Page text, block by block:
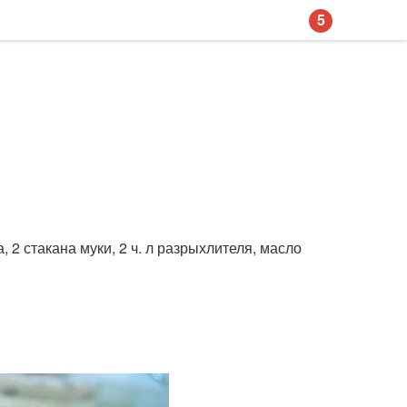
стакана муки, 2 ч. л разрыхлителя, масло
5